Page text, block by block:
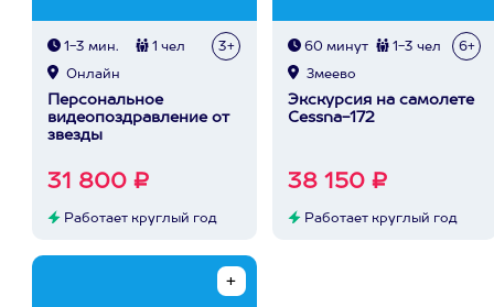
1-3 мин. 1 чел 3+
Онлайн
Персональное
видеопоздравление от
звезды
31 800 ₽
Работает круглый год
60 минут 1-3 чел 6+
Змеево
Экскурсия на самолете
Cessna-172
38 150 ₽
Работает круглый год